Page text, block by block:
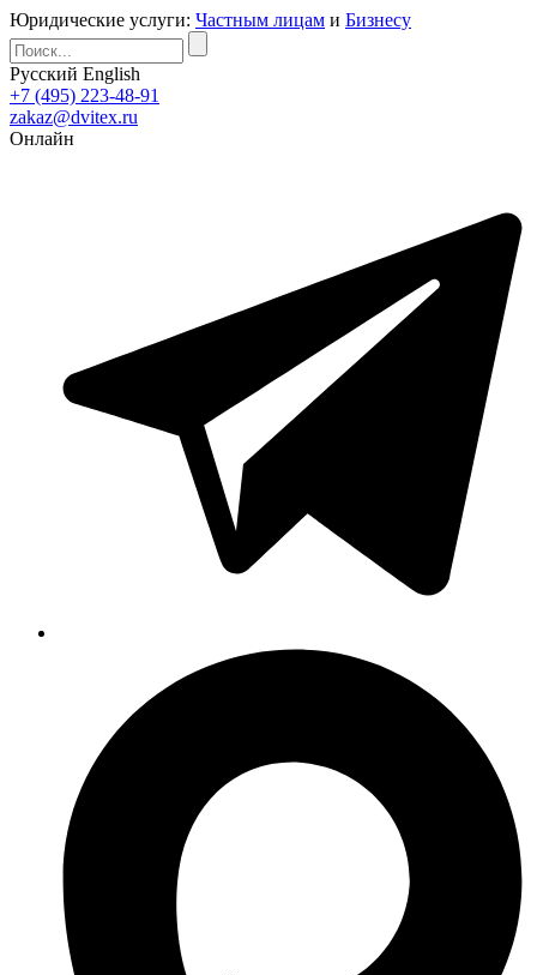
Юридические услуги: Частным лицам и Бизнесу
Русский English
+7 (495) 223-48-91
zakaz@dvitex.ru
Онлайн